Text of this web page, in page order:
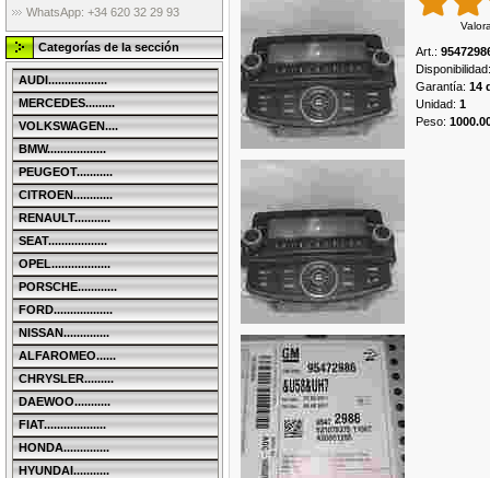
WhatsApp: +34 620 32 29 93
Categorías de la sección
AUDI..................
MERCEDES.........
VOLKSWAGEN....
BMW..................
PEUGEOT...........
CITROEN............
RENAULT...........
SEAT..................
OPEL..................
PORSCHE............
FORD..................
NISSAN..............
ALFAROMEO......
CHRYSLER.........
DAEWOO...........
FIAT...................
HONDA..............
HYUNDAI...........
Art. :
Disponibilidad:
Garantía: 14
Unidad: 1
Peso: